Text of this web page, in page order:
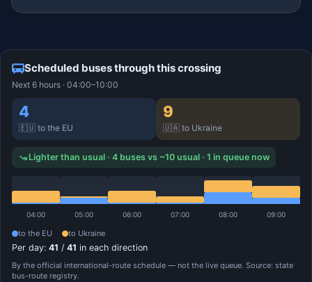
Scheduled buses through this crossing
Next 6 hours · 04:00–10:00
4
🇪🇺 to the EU
9
🇺🇦 to Ukraine
Lighter than usual · 4 buses vs ~10 usual · 1 in queue now
04:00 05:00 06:00 07:00 08:00 09:00
to the EU to Ukraine
Per day: 41 / 41 in each direction
By the official international-route schedule — not the live queue. Source: state
bus-route registry.